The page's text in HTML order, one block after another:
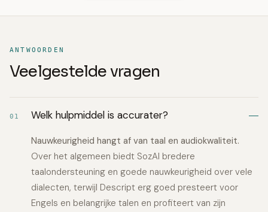
ANTWOORDEN
Veelgestelde vragen
01 Welk hulpmiddel is accurater?
Nauwkeurigheid hangt af van taal en audiokwaliteit.
Over het algemeen biedt SozAI bredere
taalondersteuning en goede nauwkeurigheid over vele
dialecten, terwijl Descript erg goed presteert voor
Engels en belangrijke talen en profiteert van zijn